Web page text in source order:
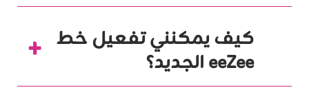
كيف يمكنني تفعيل خط
eeZee الجديد؟